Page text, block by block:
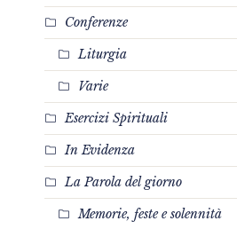
Conferenze
Liturgia
Varie
Esercizi Spirituali
In Evidenza
La Parola del giorno
Memorie, feste e solennità